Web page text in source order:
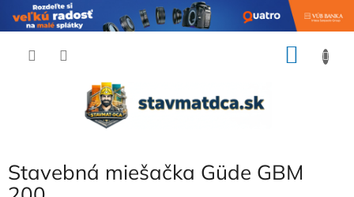
Stavebná miešačka Güde GBM